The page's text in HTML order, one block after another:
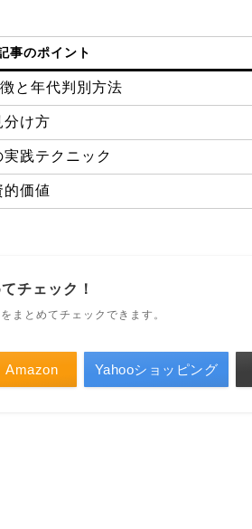
事のポイント
と年代判別方法
け方
践テクニック
価値
チェック！
まとめてチェックできます。
Amazon Yahooショッピング